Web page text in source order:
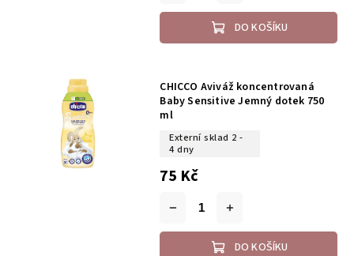
DO KOŠÍKU
CHICCO Aviváž koncentrovaná
Baby Sensitive Jemný dotek 750
ml
Externí sklad 2 -
4 dny
75 Kč
DO KOŠÍKU